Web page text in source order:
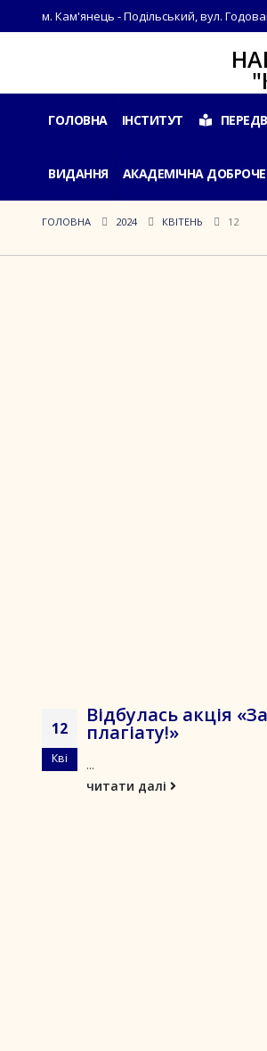
м. Кам'янець - Подільський, вул.
ГОЛОВНА ІНСТИТУТ
ВИДАННЯ АКАДЕМІЧНА
ГОЛОВНА 2024 КВІТЕНЬ 12
12
Кві
Відбулась акція
плагіату!»
...
читати далі